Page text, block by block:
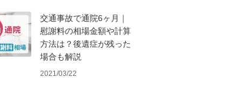
交通事故で通院6ヶ月｜
慰謝料の相場金額や計算
方法は？後遺症が残った
場合も解説
2021/03/22